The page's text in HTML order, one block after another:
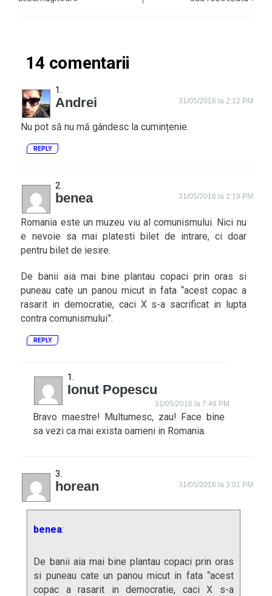
14 comentarii
Andrei 31/05/2016 la 2:12 PM
Nu pot să nu mă gândesc la cumințenie.
REPLY
benea 31/05/2016 la 2:19 PM
Romania este un muzeu viu al comunismului. Nici nu
e nevoie sa mai platesti bilet de intrare, ci doar
pentru bilet de iesire.
De banii aia mai bine plantau copaci prin oras si
puneau cate un panou micut in fata “acest copac a
rasarit in democratie, caci X s-a sacrificat in lupta
contra comunismului”.
REPLY
Ionut Popescu
31/05/2016 la 7:46 PM
Bravo maestre! Multumesc, zau! Face bine
sa vezi ca mai exista oameni in Romania.
horean 31/05/2016 la 3:01 PM
benea:
De banii aia mai bine plantau copaci prin oras
si puneau cate un panou micut in fata “acest
copac a rasarit in democratie, caci X s-a